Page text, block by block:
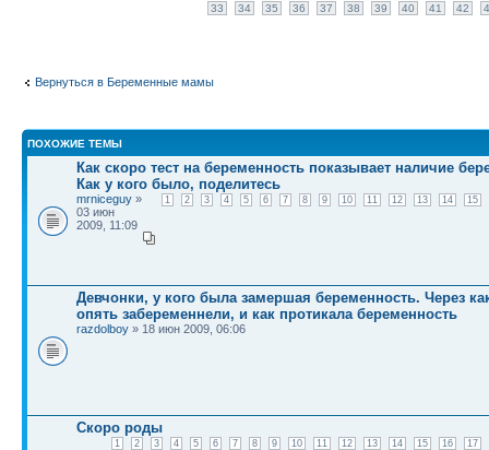
33
34 35 36 37 38 39 40 41 42
Вернуться в Беременные мамы
ПОХОЖИЕ ТЕМЫ
Как скоро тест на беременность показывает наличие
Как у кого было, поделитесь
1 2 3 4 5 6 7 8 9 10 11 12 13 14 15
mrniceguy »
03 июн
2009, 11:09
Девчонки, у кого была замершая беременность. Через
опять забеременнели, и как протикала беременность
razdolboy » 18 июн 2009, 06:06
Скоро роды
1 2 3 4 5 6 7 8 9 10 11 12 13 14 15 16
17